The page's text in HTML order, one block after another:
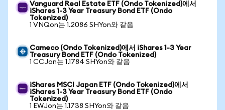
Vanguard Real Estate ETF (Ondo Tokenized)에서
iShares 1-3 Year Treasury Bond ETF (Ondo
Tokenized)
1 VNQon는 1.2086 SHYon와 같음
Cameco (Ondo Tokenized)에서 iShares 1-3 Year
Treasury Bond ETF (Ondo Tokenized)
1 CCJon는 1.1784 SHYon와 같음
iShares MSCI Japan ETF (Ondo Tokenized)에서
iShares 1-3 Year Treasury Bond ETF (Ondo
Tokenized)
1 EWJon는 1.1738 SHYon와 같음